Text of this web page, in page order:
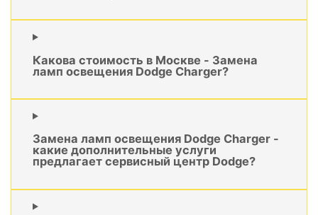
Какова стоимость в Москве - Замена
ламп освещения Dodge Charger?
Замена ламп освещения Dodge Charger -
какие дополнительные услуги
предлагает сервисный центр Dodge?